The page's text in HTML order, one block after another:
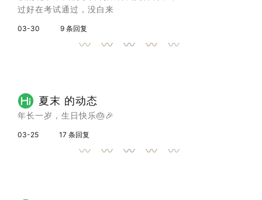
过好在考试通过，没白来
03-30 9 条回复
夏末 的动态
年长一岁，生日快乐🎂🎉
03-25 17 条回复